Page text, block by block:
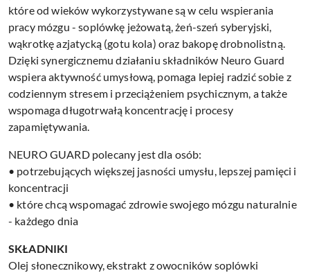
które od wieków wykorzystywane są w celu wspierania
pracy mózgu - soplówkę jeżowatą, żeń-szeń syberyjski,
wąkrotkę azjatycką (gotu kola) oraz bakopę drobnolistną.
Dzięki synergicznemu działaniu składników Neuro Guard
wspiera aktywność umysłową, pomaga lepiej radzić sobie z
codziennym stresem i przeciążeniem psychicznym, a także
wspomaga długotrwałą koncentrację i procesy
zapamiętywania.
NEURO GUARD polecany jest dla osób:
• potrzebujących większej jasności umysłu, lepszej pamięci i
koncentracji
• które chcą wspomagać zdrowie swojego mózgu naturalnie
- każdego dnia
SKŁADNIKI
Olej słonecznikowy, ekstrakt z owocników soplówki